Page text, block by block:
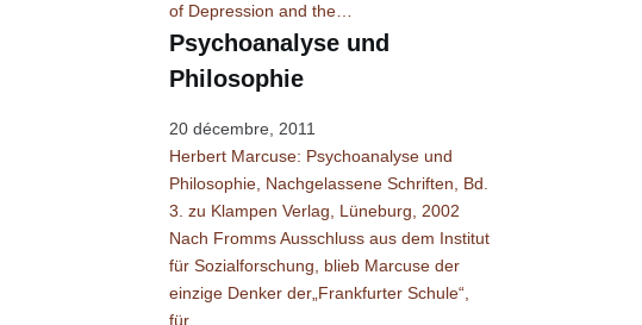
of Depression and the…
Psychoanalyse und
Philosophie
20 décembre, 2011
Herbert Marcuse: Psychoanalyse und
Philosophie, Nachgelassene Schriften, Bd.
3. zu Klampen Verlag, Lüneburg, 2002
Nach Fromms Ausschluss aus dem Institut
für Sozialforschung, blieb Marcuse der
einzige Denker der„Frankfurter Schule“,
für…